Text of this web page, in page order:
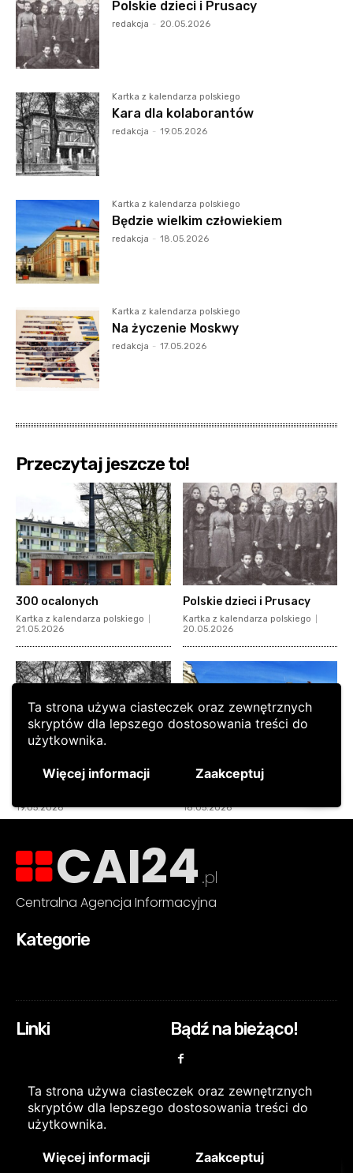
Ta strona używa ciasteczek oraz zewnętrznych
skryptów dla lepszego dostosowania treści do
użytkownika.
Więcej informacji Zaakceptuj
CAI24 .pl
Centralna Agencja Informacyjna
Kategorie
Linki Bądź na bieżąco!